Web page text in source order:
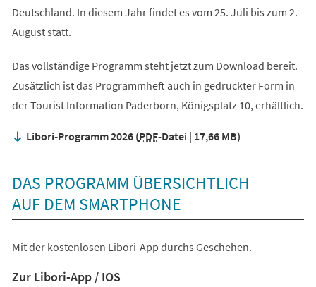
Deutschland. In diesem Jahr findet es vom 25. Juli bis zum 2.
August statt.
Das vollständige Programm steht jetzt zum Download bereit.
Zusätzlich ist das Programmheft auch in gedruckter Form in
der Tourist Information Paderborn, Königsplatz 10, erhältlich.
Libori-Programm 2026 PDF-Datei 17,66 MB
DAS PROGRAMM ÜBERSICHTLICH
AUF DEM SMARTPHONE
Mit der kostenlosen Libori-App durchs Geschehen.
Zur Libori-App / IOS